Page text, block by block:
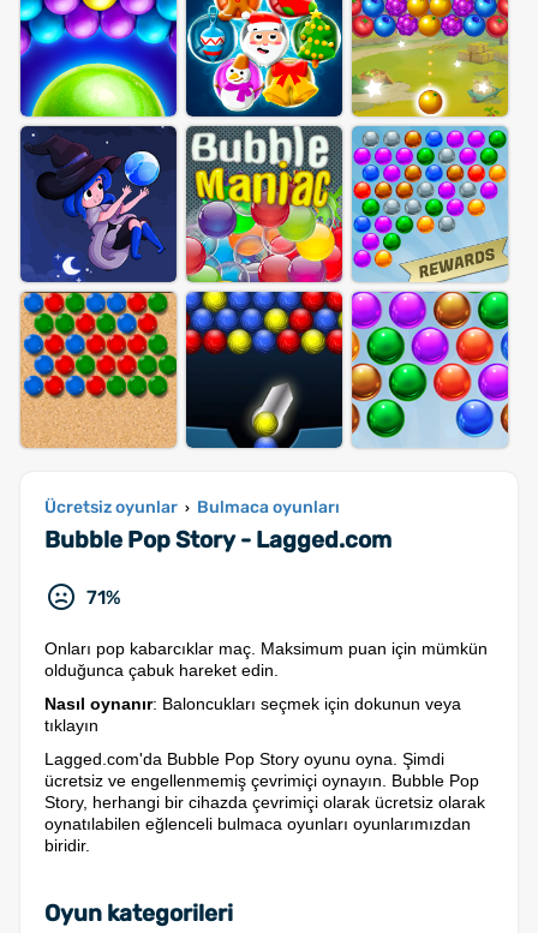
Ücretsiz oyunlar › Bulmaca oyunları
Bubble Pop Story - Lagged.com
71%
Onları pop kabarcıklar maç. Maksimum puan için mümkün
olduğunca çabuk hareket edin.
Nasıl oynanır: Baloncukları seçmek için dokunun veya
tıklayın
Lagged.com'da Bubble Pop Story oyunu oyna. Şimdi
ücretsiz ve engellenmemiş çevrimiçi oynayın. Bubble Pop
Story, herhangi bir cihazda çevrimiçi olarak ücretsiz olarak
oynatılabilen eğlenceli bulmaca oyunları oyunlarımızdan
biridir.
Oyun kategorileri